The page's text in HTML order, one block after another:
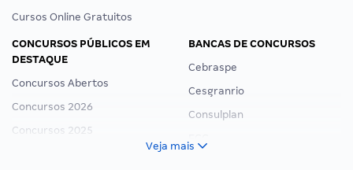
Cursos Online Gratuitos
CONCURSOS PÚBLICOS EM
DESTAQUE
Concursos Abertos
Concursos 2026
Concursos 2025
BANCAS DE CONCURSOS
Cebraspe
Cesgranrio
Consulplan
Veja mais